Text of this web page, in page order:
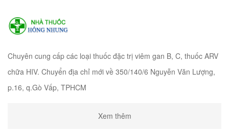
Chuyên cung cấp các loại thuốc đặc trị viêm gan B, C, thuốc ARV
chữa HIV. Chuyển địa chỉ mới về 350/140/6 Nguyễn Văn Lượng,
p.16, q.Gò Vấp, TPHCM
Xem thêm